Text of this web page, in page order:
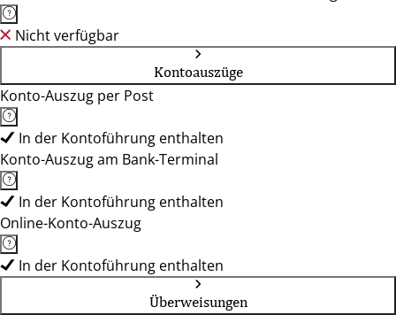
Nicht verfügbar
Kontoauszüge
Konto-Auszug per Post
In der Kontoführung enthalten
Konto-Auszug am Bank-Terminal
In der Kontoführung enthalten
Online-Konto-Auszug
In der Kontoführung enthalten
Überweisungen